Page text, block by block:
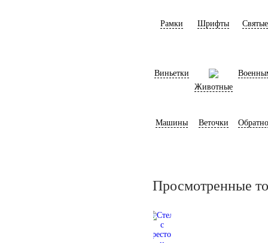
Рамки Шрифты Святые
Виньетки
Животные
Машины Веточки
Просмотренные